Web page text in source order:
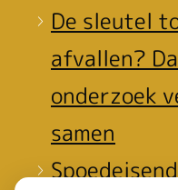
De sleutel
afvallen?
onderzoek
samen